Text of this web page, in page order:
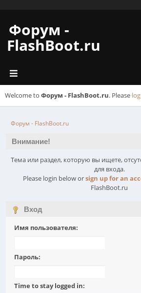
Форум -
FlashBoot.ru
Welcome to Форум - FlashBoot.ru. Please
Форум - FlashBoot.ru
Внимание!
Тема или раздел, которую вы ищете,
для входа.
Please login below orsign up for an
FlashBoot.ru
Вход
Имя пользователя:
Пароль:
Time to stay logged in: